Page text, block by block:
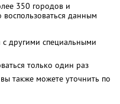
350 городов и
данным
другими специальными
только один раз
также можете уточнить по